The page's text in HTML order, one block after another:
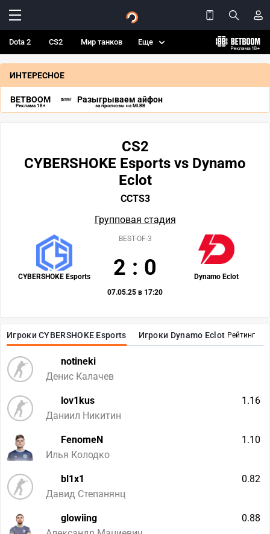
Dota 2 CS2 Мир танков Еще
ИНТЕРЕСНОЕ
BETBOOM
Реклама 18+
Разыгрываем айфон
за прогнозы на MLBB
Рейтинг
Игроки CYBERSHOKE Esports Игроки Dynamo Eclot
notineki
Денис Калачев
lov1kus
Даниил Никитин
1.16
FenomeN
Илья Колодко
1.10
bl1x1
Давид Степанянц
0.82
glowiing
0.88
CS2
CYBERSHOKE Esports vs Dynamo
Eclot
CCTS3
Групповая стадия
CYBERSHOKE Esports Dynamo Eclot
BEST-OF-3
2 : 0
07.05.25 в 17:20